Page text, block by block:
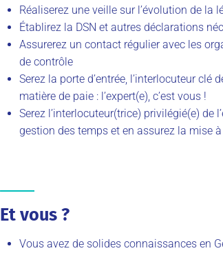
Réaliserez une veille sur l’évolution de la
Établirez la DSN et autres déclarations
Assurerez un contact régulier avec les
de contrôle
Serez la porte d’entrée, l’interlocuteur clé
matière de paie : l’expert(e) , c’est vous !
Serez l’interlocuteur(trice) privilégié(e) de
gestion des temps et en assurez la mise
Et vous ?
Vous avez de solides connaissances en